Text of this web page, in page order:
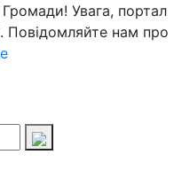
Громади! Увага, портал
нам про